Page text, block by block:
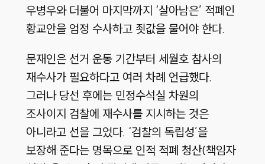
우병우와 더불어 마지막까지 ‘살아남은’ 적폐인
황교안을 엄정 수사하고 죗값을 물어야 한다.
문재인은 선거 운동 기간부터 세월호 참사의
재수사가 필요하다고 여러 차례 언급했다.
그러나 당선 후에는 민정수석실 차원의
조사이지 검찰에 재수사를 지시하는 것은
아니라고 선을 그었다. ‘검찰의 독립성’을
보장해 준다는 명목으로 인적 적폐 청산(책임자